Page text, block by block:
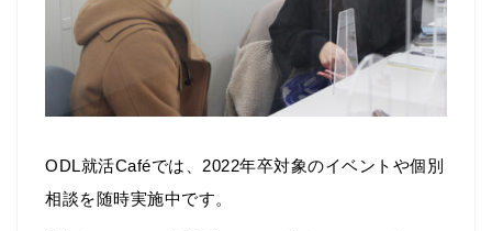
ODL就活Caféでは、2022年卒対象のイベントや個別
相談を随時実施中です。